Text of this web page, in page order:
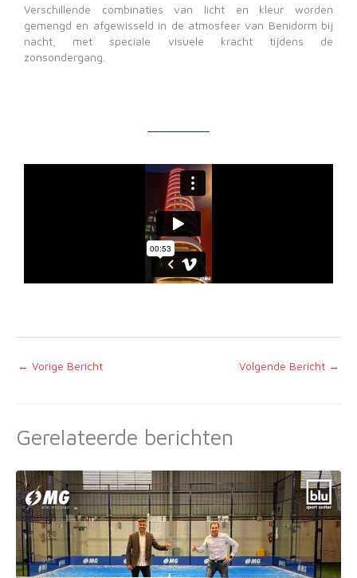
Verschillende combinaties van licht en kleur worden
gemengd en afgewisseld in de atmosfeer van Benidorm bij
nacht, met speciale visuele kracht tijdens de
zonsondergang.
← Vorige Bericht Volgende Bericht →
Gerelateerde berichten